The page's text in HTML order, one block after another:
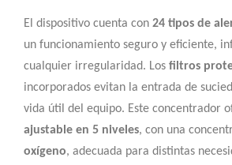
El dispositivo cuenta con 24 tipos de
un funcionamiento seguro y eficiente,
cualquier irregularidad. Los filtros
incorporados evitan la entrada de
vida útil del equipo. Este concentrador
ajustable en 5 niveles, con una
oxígeno, adecuada para distintas